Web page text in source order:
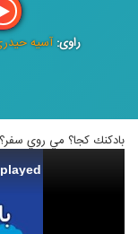
راوی: آسیه
بادكنك كجا؟ مي روي سفر؟